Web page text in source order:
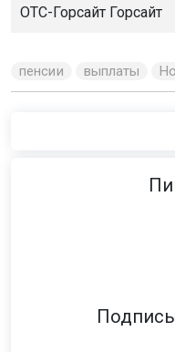
ОТС-Горсайт Горсайт
пенсии выплаты